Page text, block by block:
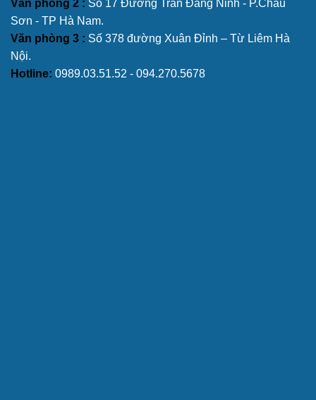
Văn phòng 2 : Số 17 Đường Trần Đăng Ninh - P.Châu
Sơn - TP Hà Nam.
Văn phòng 3 : Số 378 đường Xuân Đỉnh – Từ Liêm Hà
Nội.
Hotline: 0989.03.51.52 - 094.270.5678